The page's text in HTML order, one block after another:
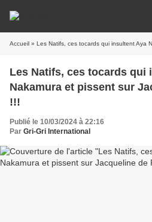
Accueil » Les Natifs, ces tocards qui insultent Aya
Les Natifs, ces tocards qui
Nakamura et pissent sur
!!!
Publié le 10/03/2024 à 22:16
Par Gri-Gri International